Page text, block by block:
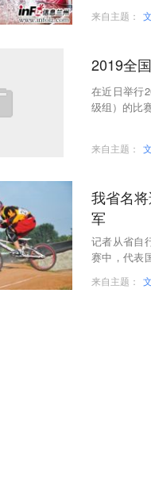
来自主题：
2019全
在近日举行
级组）的比
来自主题：
我省名
军
记者从省自
赛中，代表
来自主题：